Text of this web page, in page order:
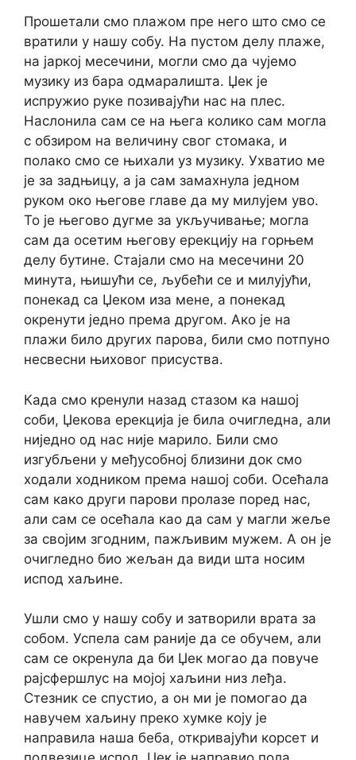
Прошетали смо плажом пре него што смо се
вратили у нашу собу. На пустом делу плаже,
на јаркој месечини, могли смо да чујемо
музику из бара одмаралишта. Џек је
испружио руке позивајући нас на плес.
Наслонила сам се на њега колико сам могла
с обзиром на величину свог стомака, и
полако смо се њихали уз музику. Ухватио ме
је за задњицу, а ја сам замахнула једном
руком око његове главе да му милујем уво.
То је његово дугме за укључивање; могла
сам да осетим његову ерекцију на горњем
делу бутине. Стајали смо на месечини 20
минута, њишући се, љубећи се и милујући,
понекад са Џеком иза мене, а понекад
окренути једно према другом. Ако је на
плажи било других парова, били смо потпуно
несвесни њиховог присуства.
Када смо кренули назад стазом ка нашој
соби, Џекова ерекција је била очигледна, али
ниједно од нас није марило. Били смо
изгубљени у међусобној близини док смо
ходали ходником према нашој соби. Осећала
сам како други парови пролазе поред нас,
али сам се осећала као да сам у магли жеље
за својим згодним, пажљивим мужем. А он је
очигледно био жељан да види шта носим
испод хаљине.
Ушли смо у нашу собу и затворили врата за
собом. Успела сам раније да се обучем, али
сам се окренула да би Џек могао да повуче
рајсфершлус на мојој хаљини низ леђа.
Стезник се спустио, а он ми је помогао да
навучем хаљину преко хумке коју је
направила наша беба, откривајући корсет и